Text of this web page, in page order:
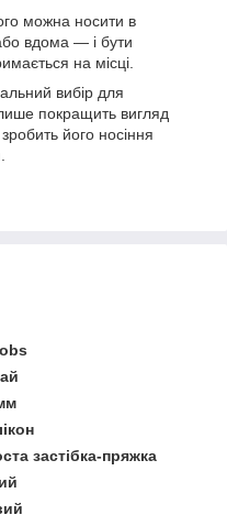
можна носити в
вдома — і бути
на місці.
вибір для
покращить вигляд
його носіння
застібка-пряжка